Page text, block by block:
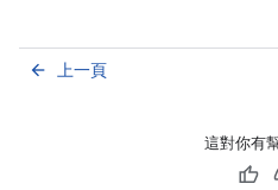
上一頁
arrow_back
這對你有